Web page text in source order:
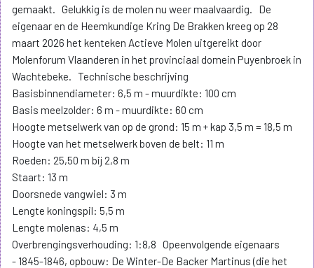
gemaakt. Gelukkig is de molen nu weer maalvaardig. De
eigenaar en de Heemkundige Kring De Brakken kreeg op 28
maart 2026 het kenteken Actieve Molen uitgereikt door
Molenforum Vlaanderen in het provinciaal domein Puyenbroek in
Wachtebeke. Technische beschrijving
Basisbinnendiameter: 6,5 m - muurdikte: 100 cm
Basis meelzolder: 6 m - muurdikte: 60 cm
Hoogte metselwerk van op de grond: 15 m + kap 3,5 m = 18,5 m
Hoogte van het metselwerk boven de belt: 11 m
Roeden: 25,50 m bij 2,8 m
Staart: 13 m
Doorsnede vangwiel: 3 m
Lengte koningspil: 5,5 m
Lengte molenas: 4,5 m
Overbrengingsverhouding: 1:8,8 Opeenvolgende eigenaars
- 1845-1846, opbouw: De Winter-De Backer Martinus (die het